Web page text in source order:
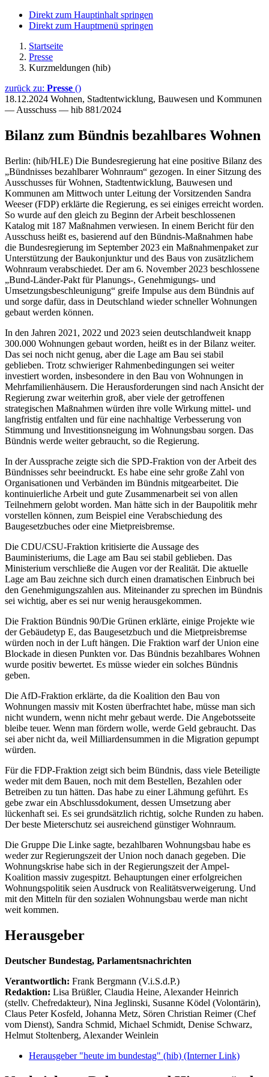
Direkt zum Hauptinhalt springen
Direkt zum Hauptmenü springen
Startseite
Presse
Kurzmeldungen (hib)
zurück zu: Presse ()
18.12.2024 Wohnen, Stadtentwicklung, Bauwesen und Kommunen
— Ausschuss — hib 881/2024
Bilanz zum Bündnis bezahlbares Wohnen
Berlin: (hib/HLE) Die Bundesregierung hat eine positive Bilanz des
„Bündnisses bezahlbarer Wohnraum“ gezogen. In einer Sitzung des
Ausschusses für Wohnen, Stadtentwicklung, Bauwesen und
Kommunen am Mittwoch unter Leitung der Vorsitzenden Sandra
Weeser (FDP) erklärte die Regierung, es sei einiges erreicht worden.
So wurde auf den gleich zu Beginn der Arbeit beschlossenen
Katalog mit 187 Maßnahmen verwiesen. In einem Bericht für den
Ausschuss heißt es, basierend auf den Bündnis-Maßnahmen habe
die Bundesregierung im September 2023 ein Maßnahmenpaket zur
Unterstützung der Baukonjunktur und des Baus von zusätzlichem
Wohnraum verabschiedet. Der am 6. November 2023 beschlossene
„Bund-Länder-Pakt für Planungs-, Genehmigungs- und
Umsetzungsbeschleunigung“ greife Impulse aus dem Bündnis auf
und sorge dafür, dass in Deutschland wieder schneller Wohnungen
gebaut werden können.
In den Jahren 2021, 2022 und 2023 seien deutschlandweit knapp
300.000 Wohnungen gebaut worden, heißt es in der Bilanz weiter.
Das sei noch nicht genug, aber die Lage am Bau sei stabil
geblieben. Trotz schwieriger Rahmenbedingungen sei weiter
investiert worden, insbesondere in den Bau von Wohnungen in
Mehrfamilienhäusern. Die Herausforderungen sind nach Ansicht der
Regierung zwar weiterhin groß, aber viele der getroffenen
strategischen Maßnahmen würden ihre volle Wirkung mittel- und
langfristig entfalten und für eine nachhaltige Verbesserung von
Stimmung und Investitionsneigung im Wohnungsbau sorgen. Das
Bündnis werde weiter gebraucht, so die Regierung.
In der Aussprache zeigte sich die SPD-Fraktion von der Arbeit des
Bündnisses sehr beeindruckt. Es habe eine sehr große Zahl von
Organisationen und Verbänden im Bündnis mitgearbeitet. Die
kontinuierliche Arbeit und gute Zusammenarbeit sei von allen
Teilnehmern gelobt worden. Man hätte sich in der Baupolitik mehr
vorstellen können, zum Beispiel eine Verabschiedung des
Baugesetzbuches oder eine Mietpreisbremse.
Die CDU/CSU-Fraktion kritisierte die Aussage des
Bauministeriums, die Lage am Bau sei stabil geblieben. Das
Ministerium verschließe die Augen vor der Realität. Die aktuelle
Lage am Bau zeichne sich durch einen dramatischen Einbruch bei
den Genehmigungszahlen aus. Miteinander zu sprechen im Bündnis
sei wichtig, aber es sei nur wenig herausgekommen.
Die Fraktion Bündnis 90/Die Grünen erklärte, einige Projekte wie
der Gebäudetyp E, das Baugesetzbuch und die Mietpreisbremse
würden noch in der Luft hängen. Die Fraktion warf der Union eine
Blockade in diesen Punkten vor. Das Bündnis bezahlbares Wohnen
wurde positiv bewertet. Es müsse wieder ein solches Bündnis
geben.
Die AfD-Fraktion erklärte, da die Koalition den Bau von
Wohnungen massiv mit Kosten überfrachtet habe, müsse man sich
nicht wundern, wenn nicht mehr gebaut werde. Die Angebotsseite
bleibe teuer. Wenn man fördern wolle, werde Geld gebraucht. Das
sei aber nicht da, weil Milliardensummen in die Migration gepumpt
würden.
Für die FDP-Fraktion zeigt sich beim Bündnis, dass viele Beteiligte
weder mit dem Bauen, noch mit dem Bestellen, Bezahlen oder
Betreiben zu tun hätten. Das habe zu einer Lähmung geführt. Es
gebe zwar ein Abschlussdokument, dessen Umsetzung aber
lückenhaft sei. Es sei grundsätzlich richtig, solche Runden zu haben.
Der beste Mieterschutz sei ausreichend günstiger Wohnraum.
Die Gruppe Die Linke sagte, bezahlbaren Wohnungsbau habe es
weder zur Regierungszeit der Union noch danach gegeben. Die
Wohnungskrise habe sich in der Regierungszeit der Ampel-
Koalition massiv zugespitzt. Behauptungen einer erfolgreichen
Wohnungspolitik seien Ausdruck von Realitätsverweigerung. Und
mit den Mitteln für den sozialen Wohnungsbau werde man nicht
weit kommen.
Herausgeber
Deutscher Bundestag, Parlamentsnachrichten
Verantwortlich: Frank Bergmann (V.i.S.d.P.)
Redaktion: Lisa Brüßler, Claudia Heine, Alexander Heinrich
(stellv. Chefredakteur), Nina Jeglinski, Susanne Ködel (Volontärin),
Claus Peter Kosfeld, Johanna Metz, Sören Christian Reimer (Chef
vom Dienst), Sandra Schmid, Michael Schmidt, Denise Schwarz,
Helmut Stoltenberg, Alexander Weinlein
Herausgeber "heute im bundestag" (hib) (Interner Link)